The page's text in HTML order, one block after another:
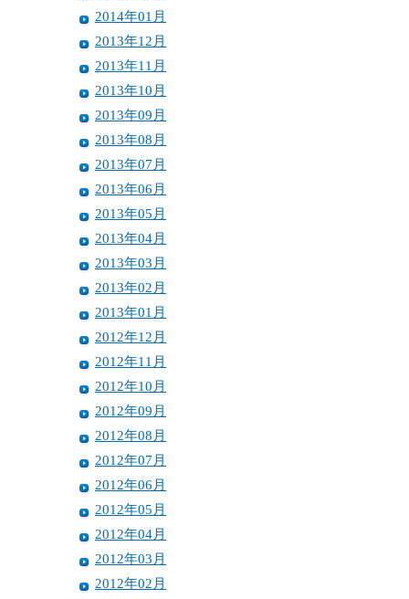
2014年01月
2013年12月
2013年11月
2013年10月
2013年09月
2013年08月
2013年07月
2013年06月
2013年05月
2013年04月
2013年03月
2013年02月
2013年01月
2012年12月
2012年11月
2012年10月
2012年09月
2012年08月
2012年07月
2012年06月
2012年05月
2012年04月
2012年03月
2012年02月